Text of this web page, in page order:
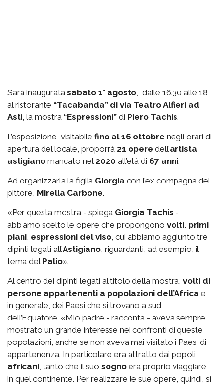
Sarà inaugurata sabato 1° agosto, dalle 16.30 alle 18
al ristorante “Tacabanda” di via Teatro Alfieri ad
Asti, la mostra “Espressioni” di Piero Tachis.
L’esposizione, visitabile fino al 16 ottobre negli orari di
apertura del locale, proporrà 21 opere dell’artista
astigiano mancato nel 2020 all’età di 67 anni.
Ad organizzarla la figlia Giorgia con l’ex compagna del
pittore, Mirella Carbone.
«Per questa mostra - spiega Giorgia Tachis -
abbiamo scelto le opere che propongono volti, primi
piani, espressioni del viso, cui abbiamo aggiunto tre
dipinti legati all’Astigiano, riguardanti, ad esempio, il
tema del Palio».
Al centro dei dipinti legati al titolo della mostra, volti di
persone appartenenti a popolazioni dell’Africa e,
in generale, dei Paesi che si trovano a sud
dell’Equatore. «Mio padre - racconta - aveva sempre
mostrato un grande interesse nei confronti di queste
popolazioni, anche se non aveva mai visitato i Paesi di
appartenenza. In particolare era attratto dai popoli
africani, tanto che il suo sogno era proprio viaggiare
in quel continente. Per realizzare le sue opere, quindi, si